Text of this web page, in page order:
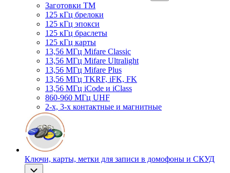
Заготовки ТМ
125 кГц брелоки
125 кГц эпокси
125 кГц браслеты
125 кГц карты
13,56 МГц Mifare Classic
13,56 МГц Mifare Ultralight
13,56 МГц Mifare Plus
13,56 МГц TKRF, iFK, FK
13,56 МГц iCode и iClass
860-960 МГц UHF
2-х, 3-х контактные и магнитные
Ключи, карты, метки для записи в домофоны и СКУД